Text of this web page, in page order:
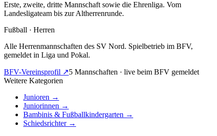
Erste, zweite, dritte Mannschaft sowie die Ehrenliga. Vom
Landesligateam bis zur Altherrenrunde.
Fußball · Herren
Alle Herrenmannschaften des SV Nord. Spielbetrieb im BFV,
gemeldet in Liga und Pokal.
BFV-Vereinsprofil ↗5 Mannschaften · live beim BFV gemeldet
Weitere Kategorien
Junioren →
Juniorinnen →
Bambinis & Fußballkindergarten →
Schiedsrichter →